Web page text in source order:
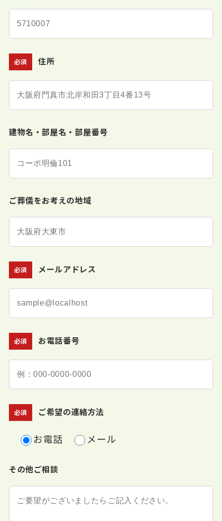
必須 住所
建物名・部屋名・部屋番号
ご葬儀をお考えの地域
必須 メールアドレス
必須 お電話番号
必須 ご希望の連絡方法
お電話 メール
その他ご相談